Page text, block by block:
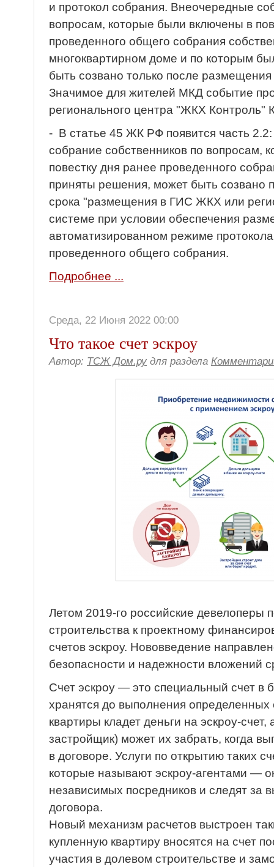
и протокол собрания. Внеочередные
вопросам, которые были включены в
проведенного общего собрания
многоквартирном доме и по которым
быть созвано только после
Значимое для жителей МКД событие
регионального центра "ЖКХ Контроль"
- В статье 45 ЖК РФ появится часть
собрание собственников по вопросам,
повестку дня ранее проведенного
приняты решения, может быть созвано
срока "размещения в ГИС ЖКХ или
системе при условии обеспечения
автоматизированном режиме
проведенного общего собрания.
Подробнее ...
Среда, 22 Июня 2022 00:00
Что такое счет эскроу
Автор: ТСЖ Дом.ру для раздела
Летом 2019-го российские девелоперы
строительства к проектному
счетов эскроу. Нововведение
безопасности и надежности вложений
Счет эскроу — это специальный счет в
хранятся до выполнения определенных
квартиры кладет деньги на эскроу-
застройщик) может их забрать, когда
в договоре. Услуги по открытию таких
которые называют эскроу-агентами —
независимых посредников и следят за
договора.
Новый механизм расчетов выстроен
купленную квартиру вносятся на счет
участия в долевом строительстве и